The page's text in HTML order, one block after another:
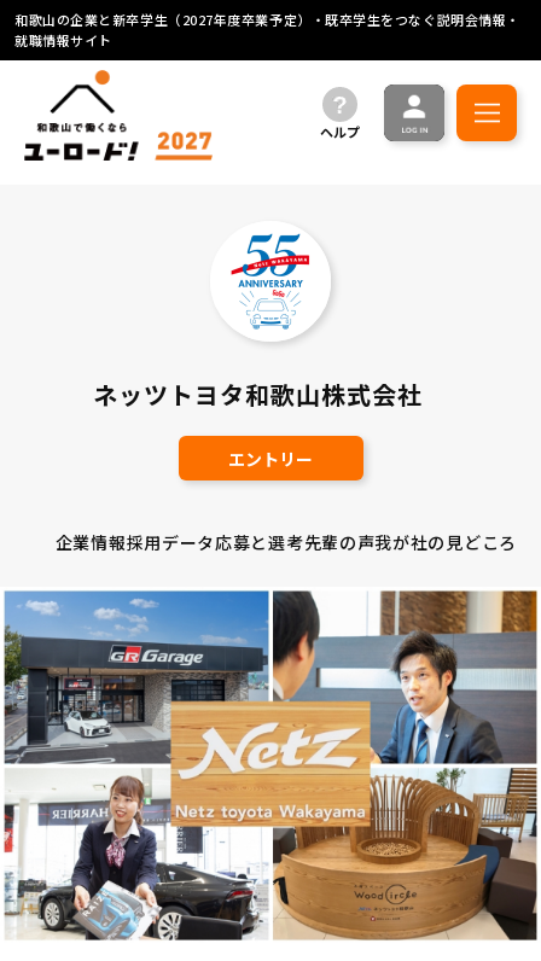
和歌山の企業と新卒学生（2027年度卒業予定）・既卒学生をつなぐ説明会情報・
就職情報サイト
ヘルプ
ネッツトヨタ和歌山株式会社
エントリー
企業情報採用データ応募と選考先輩の声我が社の見どころ